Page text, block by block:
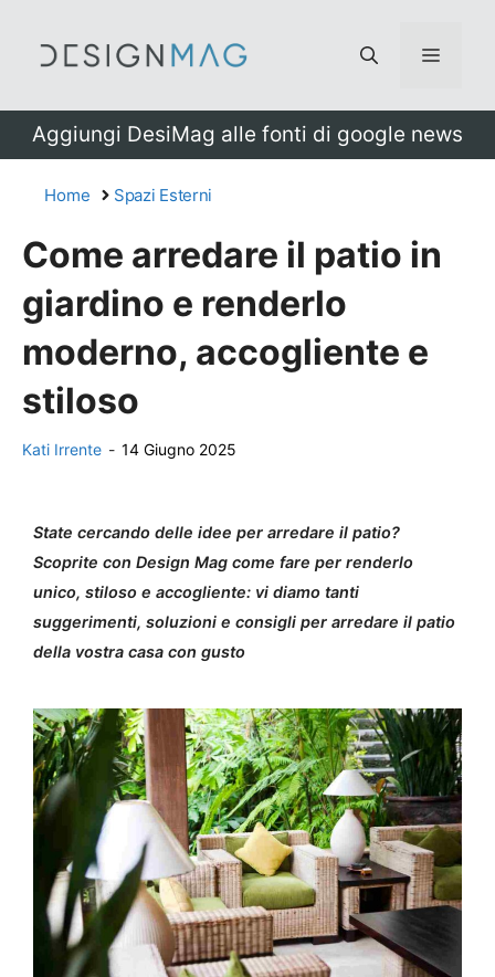
Menu
Aggiungi DesiMag alle fonti di google news
Home Spazi Esterni
Come arredare il patio in
giardino e renderlo
moderno, accogliente e
stiloso
Kati Irrente - 14 Giugno 2025
State cercando delle idee per arredare il patio?
Scoprite con Design Mag come fare per renderlo
unico, stiloso e accogliente: vi diamo tanti
suggerimenti, soluzioni e consigli per arredare il patio
della vostra casa con gusto